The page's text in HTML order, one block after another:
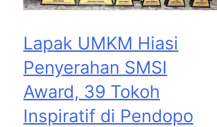
Lapak UMKM Hiasi
Penyerahan SMSI
Award, 39 Tokoh
Inspiratif di Pendopo